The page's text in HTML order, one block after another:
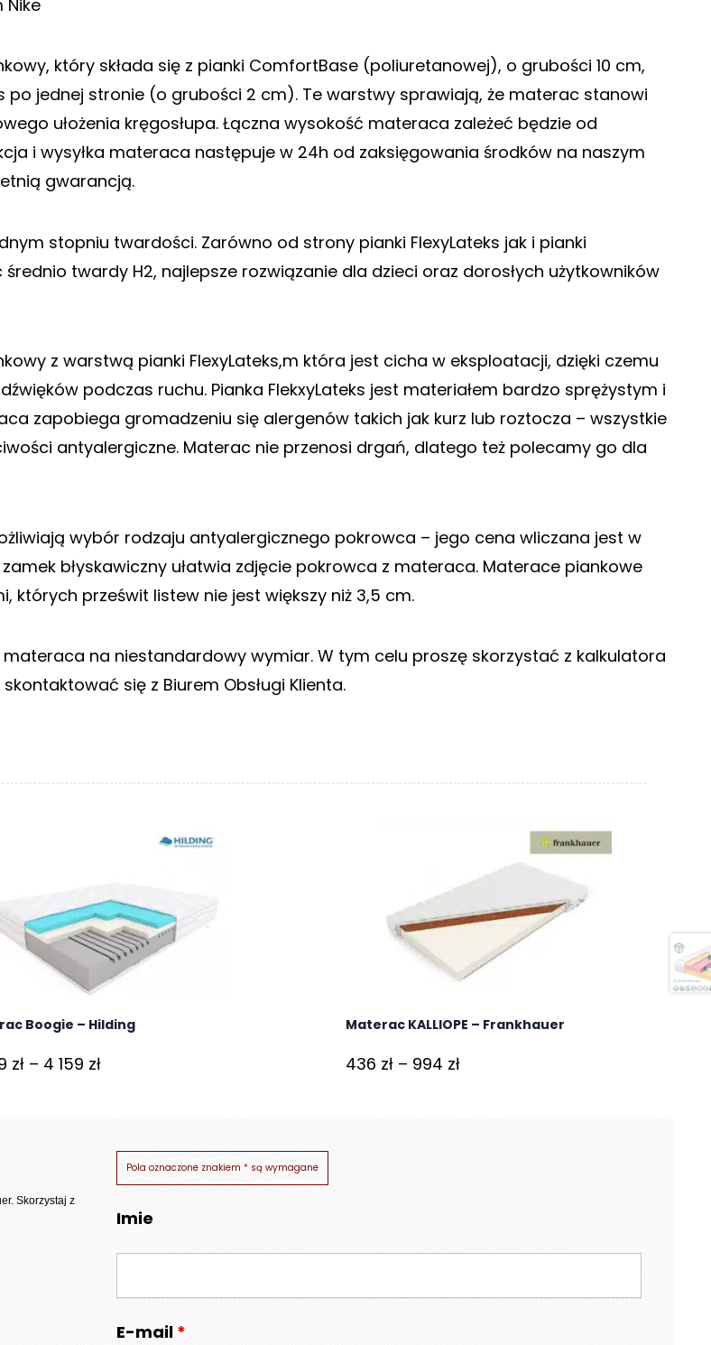
Nike
który składa się z pianki ComfortBase (poliuretanowej), o grubości 10 cm,
po jednej stronie (o grubości 2 cm). Te warstwy sprawiają, że materac stanowi
ułożenia kręgosłupa. Łączna wysokość materaca zależeć będzie od
i wysyłka materaca następuje w 24h od zaksięgowania środków na naszym
gwarancją.
stopniu twardości. Zarówno od strony pianki FlexyLateks jak i pianki
twardy H2, najlepsze rozwiązanie dla dzieci oraz dorosłych użytkowników
z warstwą pianki FlexyLateks,m która jest cicha w eksploatacji, dzięki czemu
podczas ruchu. Pianka FlekxyLateks jest materiałem bardzo sprężystym i
zapobiega gromadzeniu się alergenów takich jak kurz lub roztocza – wszystkie
antyalergiczne. Materac nie przenosi drgań, dlatego też polecamy go dla
wybór rodzaju antyalergicznego pokrowca – jego cena wliczana jest w
błyskawiczny ułatwia zdjęcie pokrowca z materaca. Materace piankowe
których prześwit listew nie jest większy niż 3,5 cm.
na niestandardowy wymiar. W tym celu proszę skorzystać z kalkulatora
się z Biurem Obsługi Klienta.
Boogie – Hilding
zł – 4 159 złZakres
339 zł
Materac KALLIOPE – Frankhauer
436 zł – 994 złZakres
. Skorzystaj z
Pola oznaczone znakiem * są wymagane
Imie
E-mail *